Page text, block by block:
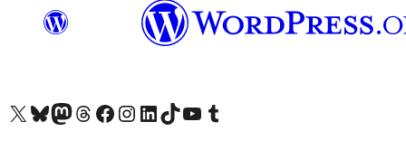
X(이전 트위터) 계정 방문하기블루스카이 계정 방문하기마스토돈 계정 방문하기스레드 계정 방문하기 페이스북 페이지 방문하기인스타그램 계정 방문하기 LinkedIn 계정 방문하기틱톡 계정 방문하기유튜브 채널 방문하기 텀블러 계정 방문하기